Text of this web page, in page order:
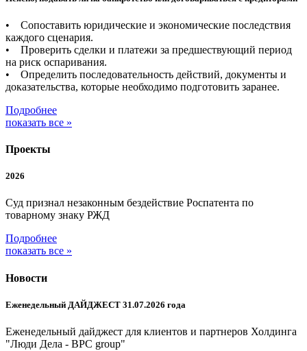
• Сопоставить юридические и экономические последствия
каждого сценария.
• Проверить сделки и платежи за предшествующий период
на риск оспаривания.
• Определить последовательность действий, документы и
доказательства, которые необходимо подготовить заранее.
Подробнее
показать все »
Проекты
2026
Суд признал незаконным бездействие Роспатента по
товарному знаку РЖД
Подробнее
показать все »
Новости
Еженедельный ДАЙДЖЕСТ 31.07.2026 года
Еженедельный дайджест для клиентов и партнеров Холдинга
"Люди Дела - BPC group"